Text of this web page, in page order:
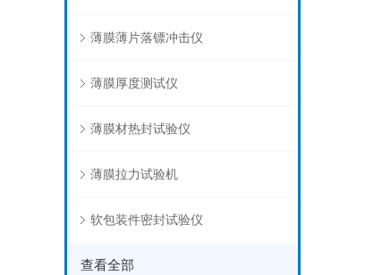
薄膜薄片落镖冲击仪
薄膜厚度测试仪
薄膜材热封试验仪
薄膜拉力试验机
软包装件密封试验仪
查看全部